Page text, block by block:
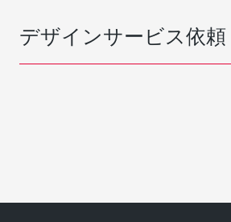
デザインサービス依頼